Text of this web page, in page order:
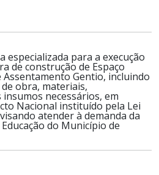
especializada para a execução
de construção de Espaço
Gentio, incluindo
obra, materiais,
necessários, em
Nacional instituído pela Lei
atender à demanda da
do Município de